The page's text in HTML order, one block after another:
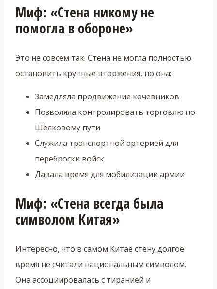
Миф: «Стена никому не
помогла в обороне»
Это не совсем так. Стена не могла полностью
остановить крупные вторжения, но она:
Замедляла продвижение кочевников
Позволяла контролировать торговлю по
Шёлковому пути
Служила транспортной артерией для
переброски войск
Давала время для мобилизации армии
Миф: «Стена всегда была
символом Китая»
Интересно, что в самом Китае стену долгое
время не считали национальным символом.
Она ассоциировалась с тиранией и